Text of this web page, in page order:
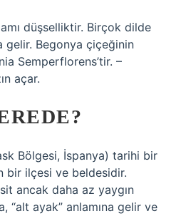
düşselliktir. Birçok dilde
gelir. Begonya çiçeğinin
Semperflorens’tir. –
açar.
Bölgesi, İspanya) tarihi bir
bir ilçesi ve beldesidir.
ancak daha az yaygın
“alt ayak” anlamına gelir ve